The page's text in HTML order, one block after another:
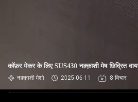
कॉफ़र मेकर के लिए SUS430 नक़्क़ाशी मेष छिद्रित
नक़्क़ाशी मेशो 2025-06-11 8 विचार